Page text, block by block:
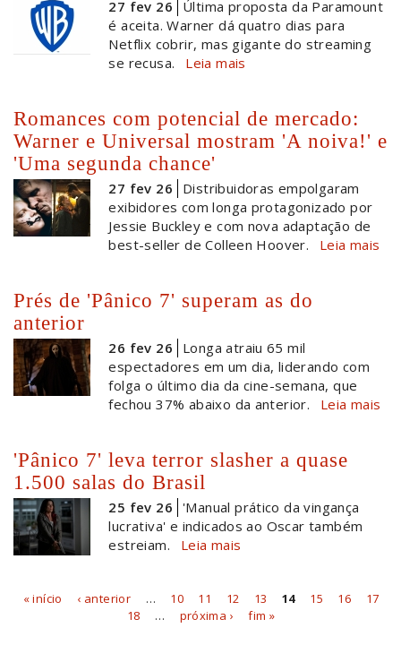
27 fev 26
Última proposta da Paramount
é aceita. Warner dá quatro dias para
Netflix cobrir, mas gigante do streaming
se recusa.
Leia mais
Romances com potencial de mercado:
Warner e Universal mostram 'A noiva!' e
'Uma segunda chance'
27 fev 26
Distribuidoras empolgaram
exibidores com longa protagonizado por
Jessie Buckley e com nova adaptação de
best-seller de Colleen Hoover.
Leia mais
Prés de 'Pânico 7' superam as do
anterior
26 fev 26
Longa atraiu 65 mil
espectadores em um dia, liderando com
folga o último dia da cine-semana, que
fechou 37% abaixo da anterior.
Leia mais
'Pânico 7' leva terror slasher a quase
1.500 salas do Brasil
25 fev 26
'Manual prático da vingança
lucrativa' e indicados ao Oscar também
estreiam.
Leia mais
Páginas
« início ‹ anterior … 10 11 12 13 14 15 16
17
18
… próxima › fim »